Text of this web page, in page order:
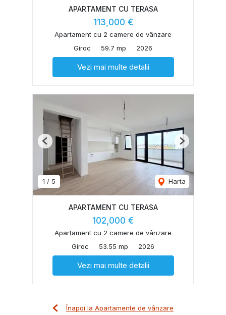
APARTAMENT CU TERASA
113,000 €
Apartament cu 2 camere de vânzare
Giroc
59.7 mp 2026
Vezi mai multe detalii
1 / 5 Harta
Previous Next
APARTAMENT CU TERASA
102,000 €
Apartament cu 2 camere de vânzare
Giroc
53.55 mp 2026
Vezi mai multe detalii
Înapoi la Apartamente de vânzare